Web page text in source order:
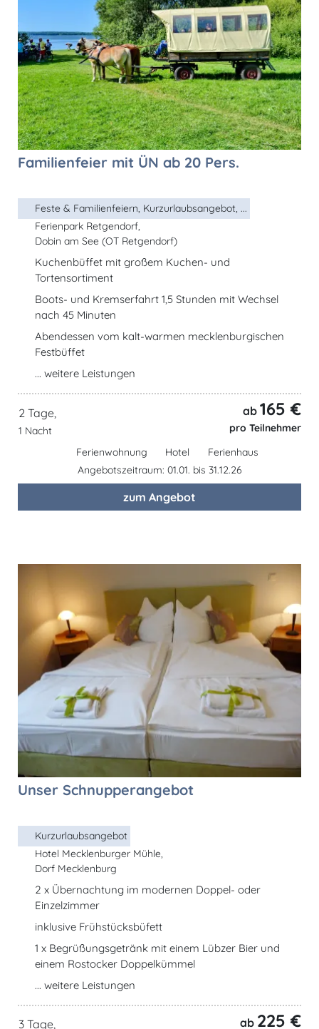
Familienfeier mit ÜN ab 20 Pers.
Feste & Familienfeiern, Kurzurlaubsangebot, ...
Ferienpark Retgendorf,
Dobin am See (OT Retgendorf)
Kuchenbüffet mit großem Kuchen- und
Tortensortiment
Boots- und Kremserfahrt 1,5 Stunden mit Wechsel
nach 45 Minuten
Abendessen vom kalt-warmen mecklenburgischen
Festbüffet
... weitere Leistungen
2 Tage,
1 Nacht
ab 165 €
pro Teilnehmer
Ferienwohnung
Hotel
Ferienhaus
Angebotszeitraum: 01.01. bis 31.12.26
zum Angebot
Unser Schnupperangebot
Kurzurlaubsangebot
Hotel Mecklenburger Mühle,
Dorf Mecklenburg
2 x Übernachtung im modernen Doppel- oder
Einzelzimmer
inklusive Frühstücksbüfett
1 x Begrüßungsgetränk mit einem Lübzer Bier und
einem Rostocker Doppelkümmel
... weitere Leistungen
3 Tage, ab 225 €